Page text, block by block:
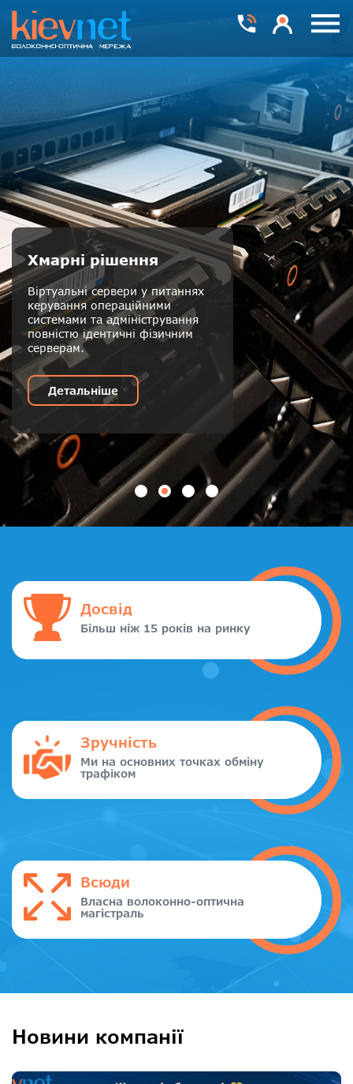
Хмарні рішення
Віртуальні сервери у питаннях
керування операційними
системами та адміністрування
повністю ідентичні фізичним
серверам.
Детальніше
Досвід
Більш ніж 15 років на ринку
Зручність
Ми на основних точках обміну
трафіком
Всюди
Власна волоконно-оптична
магістраль
Новини компанії